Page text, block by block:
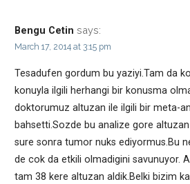
Bengu Cetin says:
March 17, 2014 at 3:15 pm
Tesadufen gordum bu yaziyi.Tam da
konuyla ilgili herhangi bir konusma
doktorumuz altuzan ile ilgili bir meta-
bahsetti.Sozde bu analize gore
sure sonra tumor nuks ediyormus.Bu
de cok da etkili olmadigini savunuyor.
tam 38 kere altuzan aldik.Belki bizim